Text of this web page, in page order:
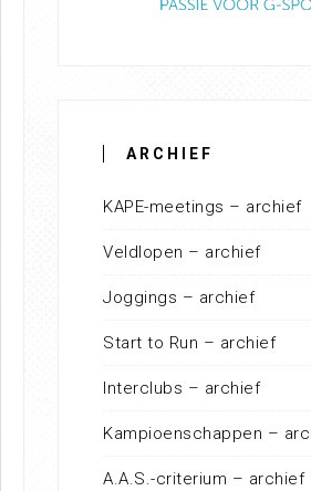
ARCHIEF
KAPE-meetings – archief
Veldlopen – archief
Joggings – archief
Start to Run – archief
Interclubs – archief
Kampioenschappen –
A.A.S.-criterium – archief